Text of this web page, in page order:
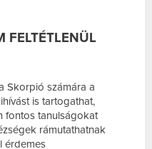
FELTÉTLENÜL
Skorpió számára a
is tartogathat,
fontos tanulságokat
rámutathatnak
érdemes